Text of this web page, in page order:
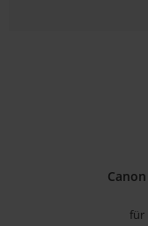
für